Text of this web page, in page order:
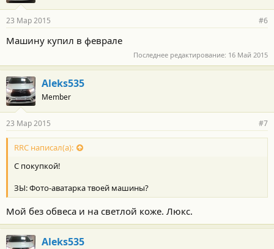
23 Мар 2015 #6
Машину купил в феврале
Последнее редактирование: 16 Май 2015
Aleks535
Member
23 Мар 2015 #7
RRC написал(а):
C покупкой!
ЗЫ: Фото-аватарка твоей машины?
Мой без обвеса и на светлой коже. Люкс.
Aleks535